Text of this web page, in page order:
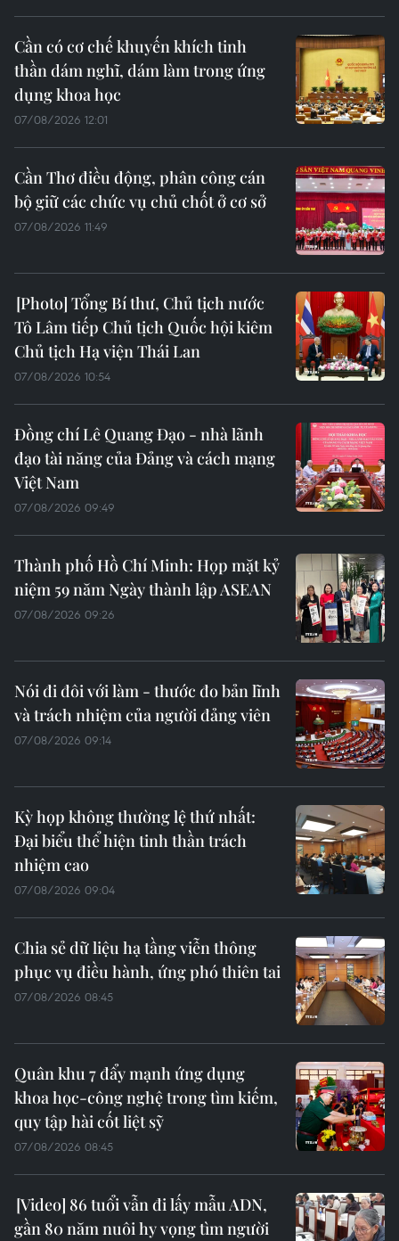
Cần có cơ chế khuyến khích tinh
thần dám nghĩ, dám làm trong ứng
dụng khoa học
07/08/2026 12:01
Cần Thơ điều động, phân công cán
bộ giữ các chức vụ chủ chốt ở cơ sở
07/08/2026 11:49
Tổng Bí thư, Chủ tịch nước
Tô Lâm tiếp Chủ tịch Quốc hội kiêm
Chủ tịch Hạ viện Thái Lan
07/08/2026 10:54
Đồng chí Lê Quang Đạo - nhà lãnh
đạo tài năng của Đảng và cách mạng
Việt Nam
07/08/2026 09:49
Thành phố Hồ Chí Minh: Họp mặt kỷ
niệm 59 năm Ngày thành lập ASEAN
07/08/2026 09:26
Nói đi đôi với làm - thước đo bản lĩnh
và trách nhiệm của người đảng viên
07/08/2026 09:14
Kỳ họp không thường lệ thứ nhất:
Đại biểu thể hiện tinh thần trách
nhiệm cao
07/08/2026 09:04
Chia sẻ dữ liệu hạ tầng viễn thông
phục vụ điều hành, ứng phó thiên tai
07/08/2026 08:45
Quân khu 7 đẩy mạnh ứng dụng
khoa học-công nghệ trong tìm kiếm,
quy tập hài cốt liệt sỹ
07/08/2026 08:45
86 tuổi vẫn đi lấy mẫu ADN,
gần 80 năm nuôi hy vọng tìm người